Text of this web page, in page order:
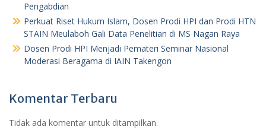
Pengabdian
Perkuat Riset Hukum Islam, Dosen Prodi HPI dan Prodi HTN
STAIN Meulaboh Gali Data Penelitian di MS Nagan Raya
Dosen Prodi HPI Menjadi Pemateri Seminar Nasional
Moderasi Beragama di IAIN Takengon
Komentar Terbaru
Tidak ada komentar untuk ditampilkan.